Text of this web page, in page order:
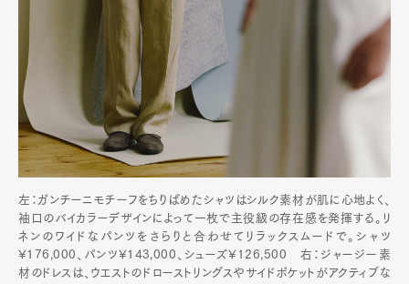
左：ガンチーニモチーフをちりばめたシャツはシルク素材が肌に心地よく、
袖口のバイカラーデザインによって一枚で主役級の存在感を発揮する。リ
ネンのワイドなパンツをさらりと合わせてリラックスムードで。シャツ
¥176,000、パンツ¥143,000、シューズ¥126,500 右：ジャージー素
材のドレスは、ウエストのドローストリングスやサイドポケットがアクティブな